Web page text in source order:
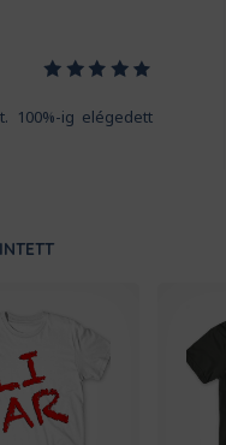
12345
100%-ig elégedett